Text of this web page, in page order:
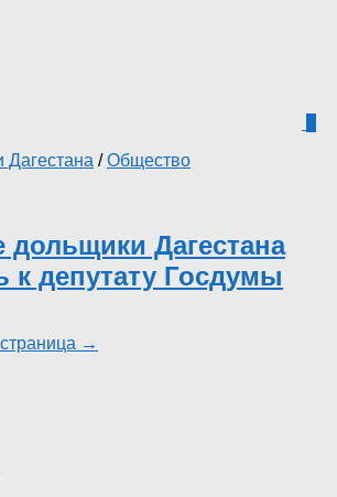
Дагестана /Общество
Дагестана
к депутату Госдумы
→